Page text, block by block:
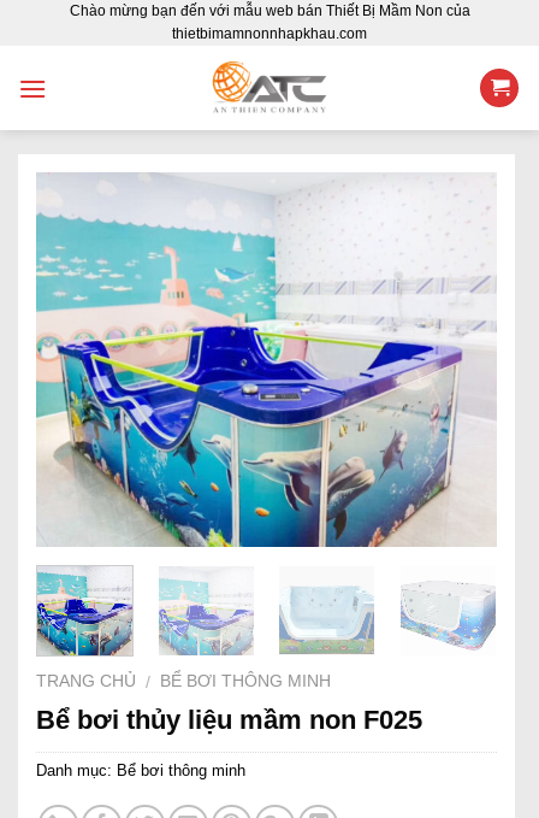
Chào mừng bạn đến với mẫu web bán Thiết Bị Mầm Non của
thietbimamnonnhapkhau.com
TRANG CHỦ / BỂ BƠI THÔNG MINH
Bể bơi thủy liệu mầm non F025
Danh mục: Bể bơi thông minh